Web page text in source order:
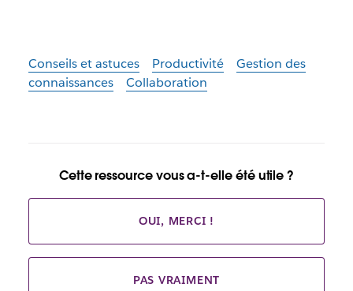
Conseils et astuces Productivité
Gestion des
connaissances
Collaboration
Cette ressource vous a-t-elle été utile ?
OUI, MERCI !
PAS VRAIMENT